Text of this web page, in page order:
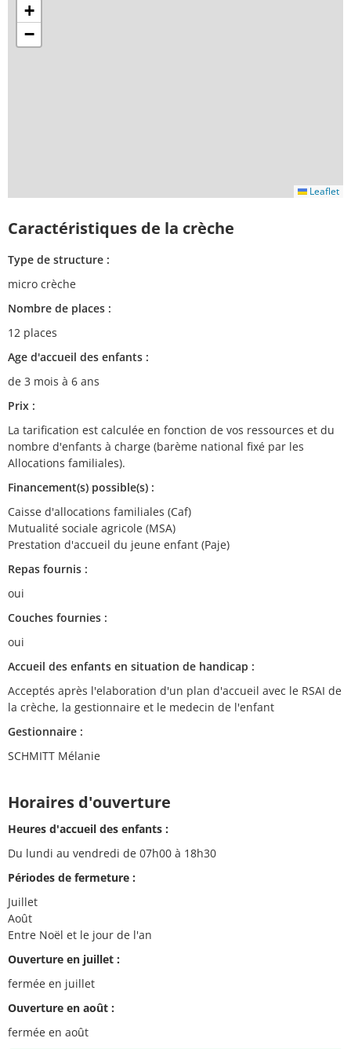
+
−
Leaflet
Caractéristiques de la crèche
Type de structure :
micro crèche
Nombre de places :
12 places
Age d'accueil des enfants :
de 3 mois à 6 ans
Prix :
La tarification est calculée en fonction de vos ressources et du
nombre d'enfants à charge (barème national fixé par les
Allocations familiales).
Financement(s) possible(s) :
Caisse d'allocations familiales (Caf)
Mutualité sociale agricole (MSA)
Prestation d'accueil du jeune enfant (Paje)
Repas fournis :
oui
Couches fournies :
oui
Accueil des enfants en situation de handicap :
Acceptés après l'elaboration d'un plan d'accueil avec le RSAI de
la crèche, la gestionnaire et le medecin de l'enfant
Gestionnaire :
SCHMITT Mélanie
Horaires d'ouverture
Heures d'accueil des enfants :
Du lundi au vendredi de 07h00 à 18h30
Périodes de fermeture :
Juillet
Août
Entre Noël et le jour de l'an
Ouverture en juillet :
fermée en juillet
Ouverture en août :
fermée en août